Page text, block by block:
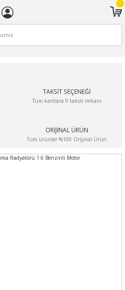
TAKSİT SEÇENEĞİ
Tüm kartlara 9 taksit imkanı
ORİJİNAL ÜRÜN
Tüm ürünler %100 Orijinal Ürün